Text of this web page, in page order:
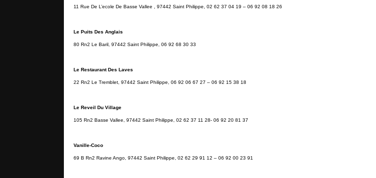
11 Rue De L’ecole De Basse Vallee , 97442 Saint Philippe, 02 62 37 04 19 – 06 92 08 18 26
Le Puits Des Anglais
80 Rn2 Le Baril, 97442 Saint Philippe, 06 92 68 30 33
Le Restaurant Des Laves
22 Rn2 Le Tremblet, 97442 Saint Philippe, 06 92 06 67 27 – 06 92 15 38 18
Le Reveil Du Village
105 Rn2 Basse Vallee, 97442 Saint Philippe, 02 62 37 11 28- 06 92 20 81 37
Vanille-Coco
69 B Rn2 Ravine Ango, 97442 Saint Philippe, 02 62 29 91 12 – 06 92 00 23 91